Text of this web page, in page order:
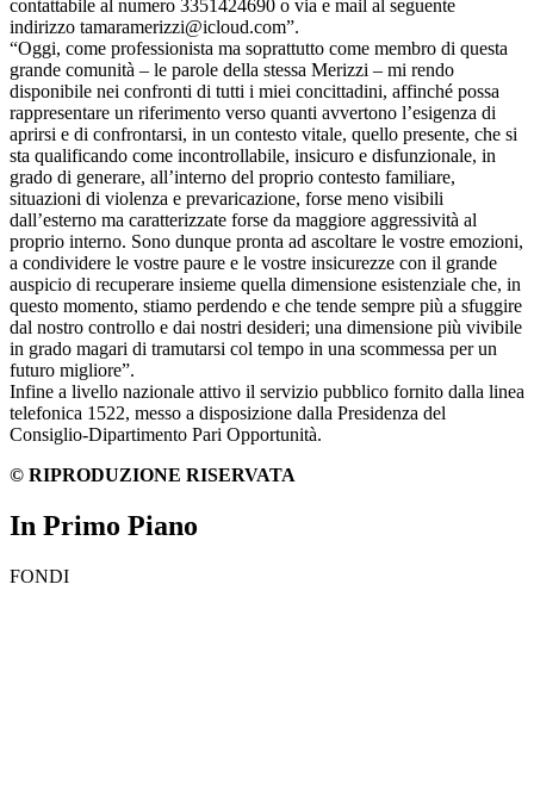
contattabile al numero 3351424690 o via e mail al seguente
indirizzo tamaramerizzi@icloud.com”.
“Oggi, come professionista ma soprattutto come membro di questa
grande comunità – le parole della stessa Merizzi – mi rendo
disponibile nei confronti di tutti i miei concittadini, affinché possa
rappresentare un riferimento verso quanti avvertono l’esigenza di
aprirsi e di confrontarsi, in un contesto vitale, quello presente, che si
sta qualificando come incontrollabile, insicuro e disfunzionale, in
grado di generare, all’interno del proprio contesto familiare,
situazioni di violenza e prevaricazione, forse meno visibili
dall’esterno ma caratterizzate forse da maggiore aggressività al
proprio interno. Sono dunque pronta ad ascoltare le vostre emozioni,
a condividere le vostre paure e le vostre insicurezze con il grande
auspicio di recuperare insieme quella dimensione esistenziale che, in
questo momento, stiamo perdendo e che tende sempre più a sfuggire
dal nostro controllo e dai nostri desideri; una dimensione più vivibile
in grado magari di tramutarsi col tempo in una scommessa per un
futuro migliore”.
Infine a livello nazionale attivo il servizio pubblico fornito dalla linea
telefonica 1522, messo a disposizione dalla Presidenza del
Consiglio-Dipartimento Pari Opportunità.
© RIPRODUZIONE RISERVATA
In Primo Piano
FONDI